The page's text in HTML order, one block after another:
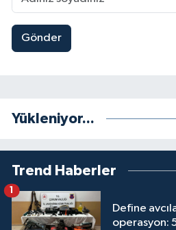
Gönder
Yükleniyor...
Trend Haberler
Define
operasyon:
1